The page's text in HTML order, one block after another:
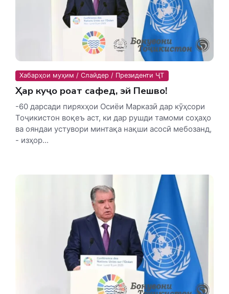
Хабарҳои муҳим / Слайдер / Президенти ҶТ
Ҳар куҷо роҳат сафед, эй Пешво!
-60 дарсади пиряхҳои Осиёи Марказӣ дар кӯҳсори
Тоҷикистон воқеъ аст, ки дар рушди тамоми соҳаҳо
ва ояндаи устувори минтақа нақши асосӣ мебозанд,
- изҳор...